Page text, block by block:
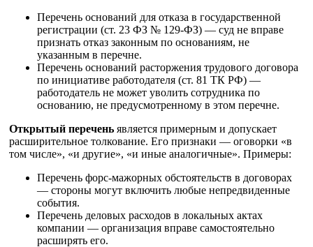
Перечень оснований для отказа в государственной
регистрации (ст. 23 ФЗ № 129-ФЗ) — суд не вправе
признать отказ законным по основаниям, не
указанным в перечне.
Перечень оснований расторжения трудового договора
по инициативе работодателя (ст. 81 ТК РФ) —
работодатель не может уволить сотрудника по
основанию, не предусмотренному в этом перечне.
Открытый перечень является примерным и допускает
расширительное толкование. Его признаки — оговорки «в
том числе», «и другие», «и иные аналогичные». Примеры:
Перечень форс-мажорных обстоятельств в договорах
— стороны могут включить любые непредвиденные
события.
Перечень деловых расходов в локальных актах
компании — организация вправе самостоятельно
расширять его.